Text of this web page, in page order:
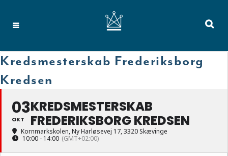
Kredsmesterskab Frederiksborg
Kredsen
03
OKT
KREDSMESTERSKAB
FREDERIKSBORG KREDSEN
Kornmarkskolen, Ny Harløsevej 17, 3320 Skævinge
10:00 - 14:00 (GMT+02:00)